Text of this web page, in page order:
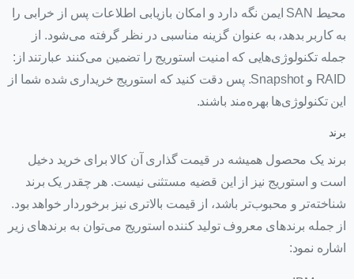
محیط SAN ایمن نگه دارد و امکان بازیابی اطلاعات پس از خرابی را
به کاربر بدهد، به عنوان گزینه مناسبی در نظر گرفته می‌شود. از
جمله تکنولوژی‌هایی که امنیت استوریج را تضمین می‌کنند عبارتند از:
RAID و Snapshot. پس دقت کنید که استوریج خریداری شده شما از
این تکنولوژی‌ها بهره‌مند باشند.
برند
برند یک محصول همیشه در قیمت گذاری آن کالا برای خرید دخیل
است و استوریج نیز از این قضیه مستثنی نیست. هر چقدر یک برند
شناخته‌تر و محبوب‌تر باشد، از قیمت بالاتری نیز برخوردار خواهد بود.
از جمله برندهای معروف تولید کننده استوریج می‌توان به برندهای زیر
اشاره نمود: